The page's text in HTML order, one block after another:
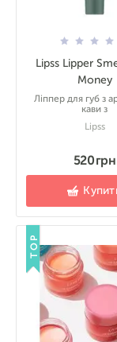
Lipss Lipper
Money
Ліппер для губ з
кави з
Lipss
520 грн
TOP